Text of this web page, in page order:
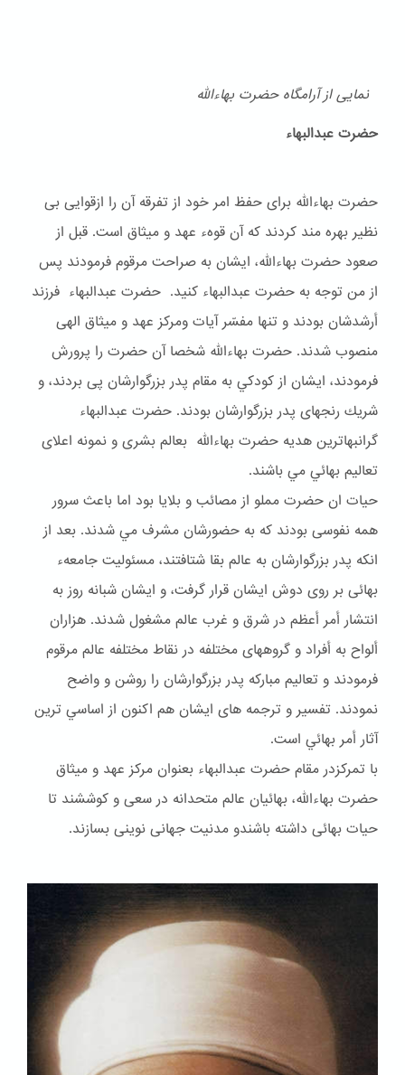
نمایی از آرامگاه حضرت بهاءالله
حضرت عبدالبهاء
حضرت بهاءالله برای حفظ امر خود از تفرقه آن را ازقوایی بی
نظیر بهره مند کردند که آن قوهء عهد و ميثاق است. قبل از
صعود حضرت بهاءالله، ایشان به صراحت مرقوم فرمودند پس
از من توجه به حضرت عبدالبهاء كنيد. حضرت عبدالبهاء فرزند
أرشدشان بودند و تنها مفسّر آيات ومركز عهد و ميثاق الهى
منصوب شدند. حضرت بهاءالله شخصا آن حضرت را پرورش
فرمودند، ايشان از كودكي به مقام پدر بزرگوارشان پى بردند، و
شريك رنجهاى پدر بزرگوارشان بودند. حضرت عبدالبهاء
گرانبهاترين هديه حضرت بهاءالله بعالم بشرى و نمونه اعلاى
تعاليم بهائي مي باشند.
حيات ان حضرت مملو از مصائب و بلايا بود اما باعث سرور
همه نفوسى بودند كه به حضورشان مشرف مي شدند. بعد از
انكه پدر بزرگوارشان به عالم بقا شتافتند، مسئوليت جامعهء
بهائى بر روى دوش ايشان قرار گرفت، و ايشان شبانه روز به
انتشار أمر أعظم در شرق و غرب عالم مشغول شدند. هزاران
ألواح به أفراد و گروههاى مختلفه در نقاط مختلفه عالم مرقوم
فرمودند و تعاليم مباركه پدر بزرگوارشان را روشن و واضح
نمودند. تفسير و ترجمه هاى ايشان هم اكنون از اساسي ترين
آثار أمر بهائي است.
با تمرکزدر مقام حضرت عبدالبهاء بعنوان مركز عهد و ميثاق
حضرت بهاءالله، بهائيان عالم متحدانه در سعى و كوششند تا
حيات بهائى داشته باشندو مدنيت جهانى نوينى بسازند.